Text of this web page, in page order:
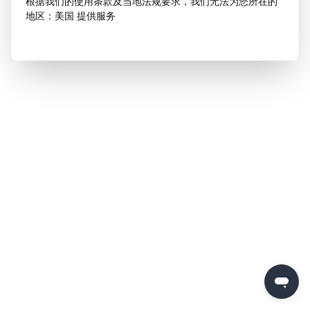
地区：美国 提供服务